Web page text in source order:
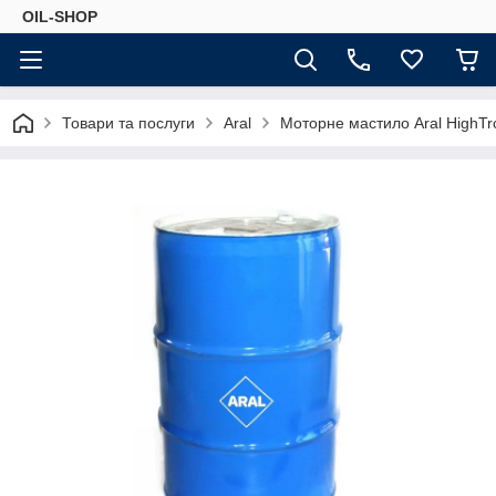
OIL-SHOP
Товари та послуги Aral Моторне мастило Aral